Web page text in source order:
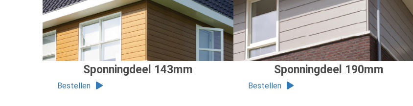
Sponningdeel 143mm
Bestellen
Sponningdeel 190mm
Bestellen